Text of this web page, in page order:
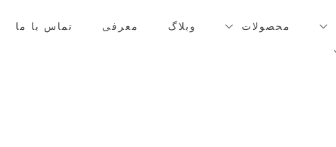
محصولات وبلاگ معرفی
تماس با ما